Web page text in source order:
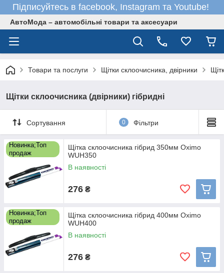
Підписуйтесь в facebook, Instagram та Youtube!
АвтоМода – автомобільні товари та аксесуари
Товари та послуги Щітки склоочисника, двірники
Щітки склоочисника (двірники) гібридні
Сортування 0 Фільтри
Новинка;Топ
продаж
Щітка склоочисника гібрид 350мм Oximo
WUH350
В наявності
276 ₴
Новинка;Топ
продаж
Щітка склоочисника гібрид 400мм Oximo
WUH400
В наявності
276 ₴